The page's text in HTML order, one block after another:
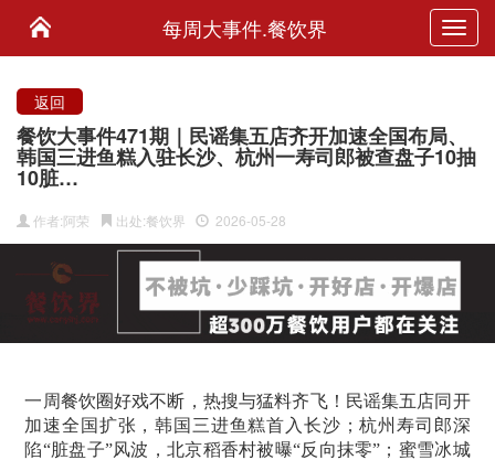
每周大事件.餐饮界
返回
餐饮大事件471期｜民谣集五店齐开加速全国布局、
韩国三进鱼糕入驻长沙、杭州一寿司郎被查盘子10抽
10脏…
作者:阿荣 出处:餐饮界 2026-05-28
一周餐饮圈好戏不断，热搜与猛料齐飞！民谣集五店同开
加速全国扩张，韩国三进鱼糕首入长沙；杭州寿司郎深
陷“脏盘子”风波，北京稻香村被曝“反向抹零”；蜜雪冰城